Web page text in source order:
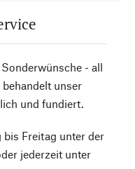
- all
unser
und fundiert.
bis Freitag unter der
jederzeit unter